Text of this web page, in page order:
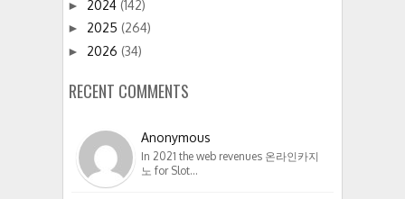
► 2024 (142)
► 2025 (264)
► 2026 (34)
RECENT COMMENTS
Anonymous
In 2021 the web revenues 온라인카지
노 for Slot…